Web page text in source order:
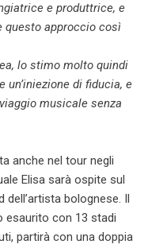
e produttrice, e
questo approccio così
lo stimo molto quindi
un’iniezione di fiducia, e
musicale senza
anche nel tour negli
Elisa sarà ospite sul
bolognese. Il
esaurito con 13 stadi
partirà con una doppia